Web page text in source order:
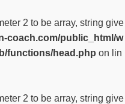
2 to be array, string give
coach.com/public_html/w
functions/head.php on lin
2 to be array, string give